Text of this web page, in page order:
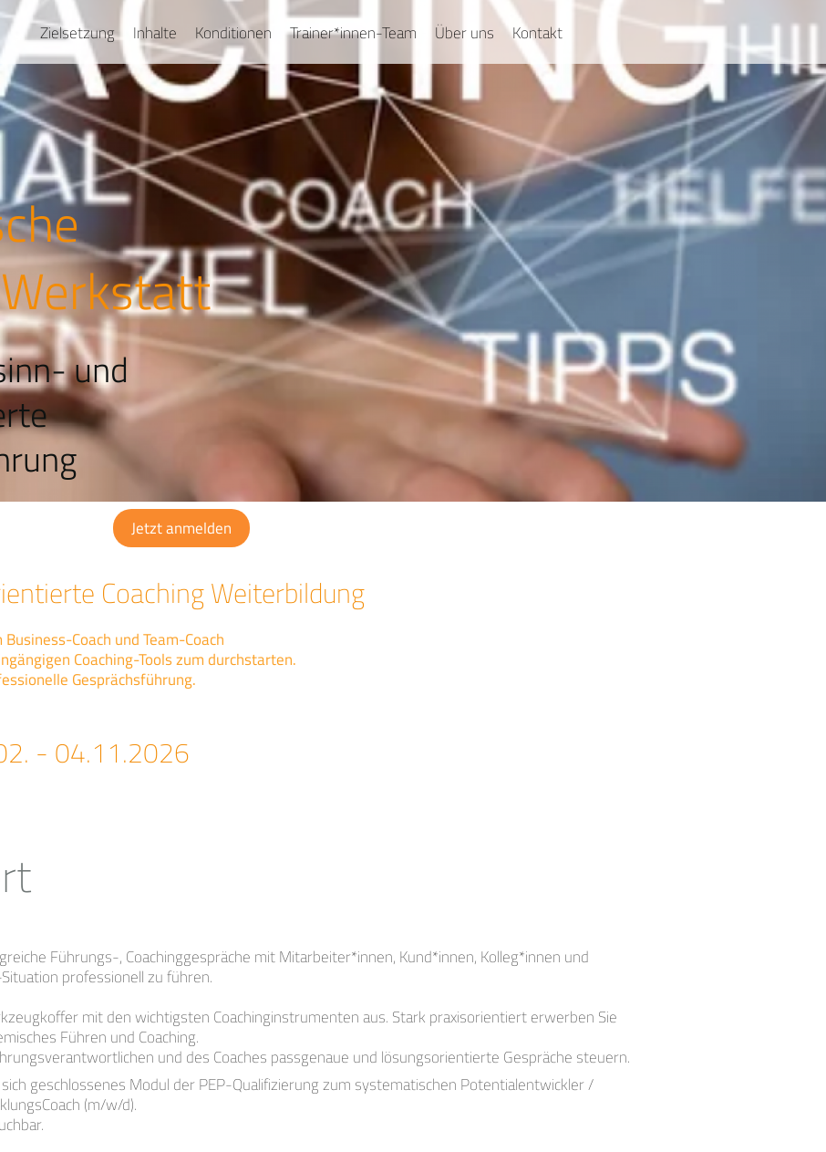
Zielsetzung Inhalte Konditionen Trainer*innen-Team Über uns Kontakt
und
Jetzt anmelden
Coaching Weiterbildung
Coach und Team-Coach
Coaching-Tools zum durchstarten.
Gesprächsführung.
- 04.11.2026
Führungs-, Coachinggespräche mit Mitarbeiter*innen, Kund*innen, Kolleg*innen und
professionell zu führen.
mit den wichtigsten Coachinginstrumenten aus. Stark praxisorientiert erwerben Sie
Führen und Coaching.
und des Coaches passgenaue und lösungsorientierte Gespräche steuern.
geschlossenes Modul der PEP-Qualifizierung zum systematischen Potentialentwickler /
(m/w/d).